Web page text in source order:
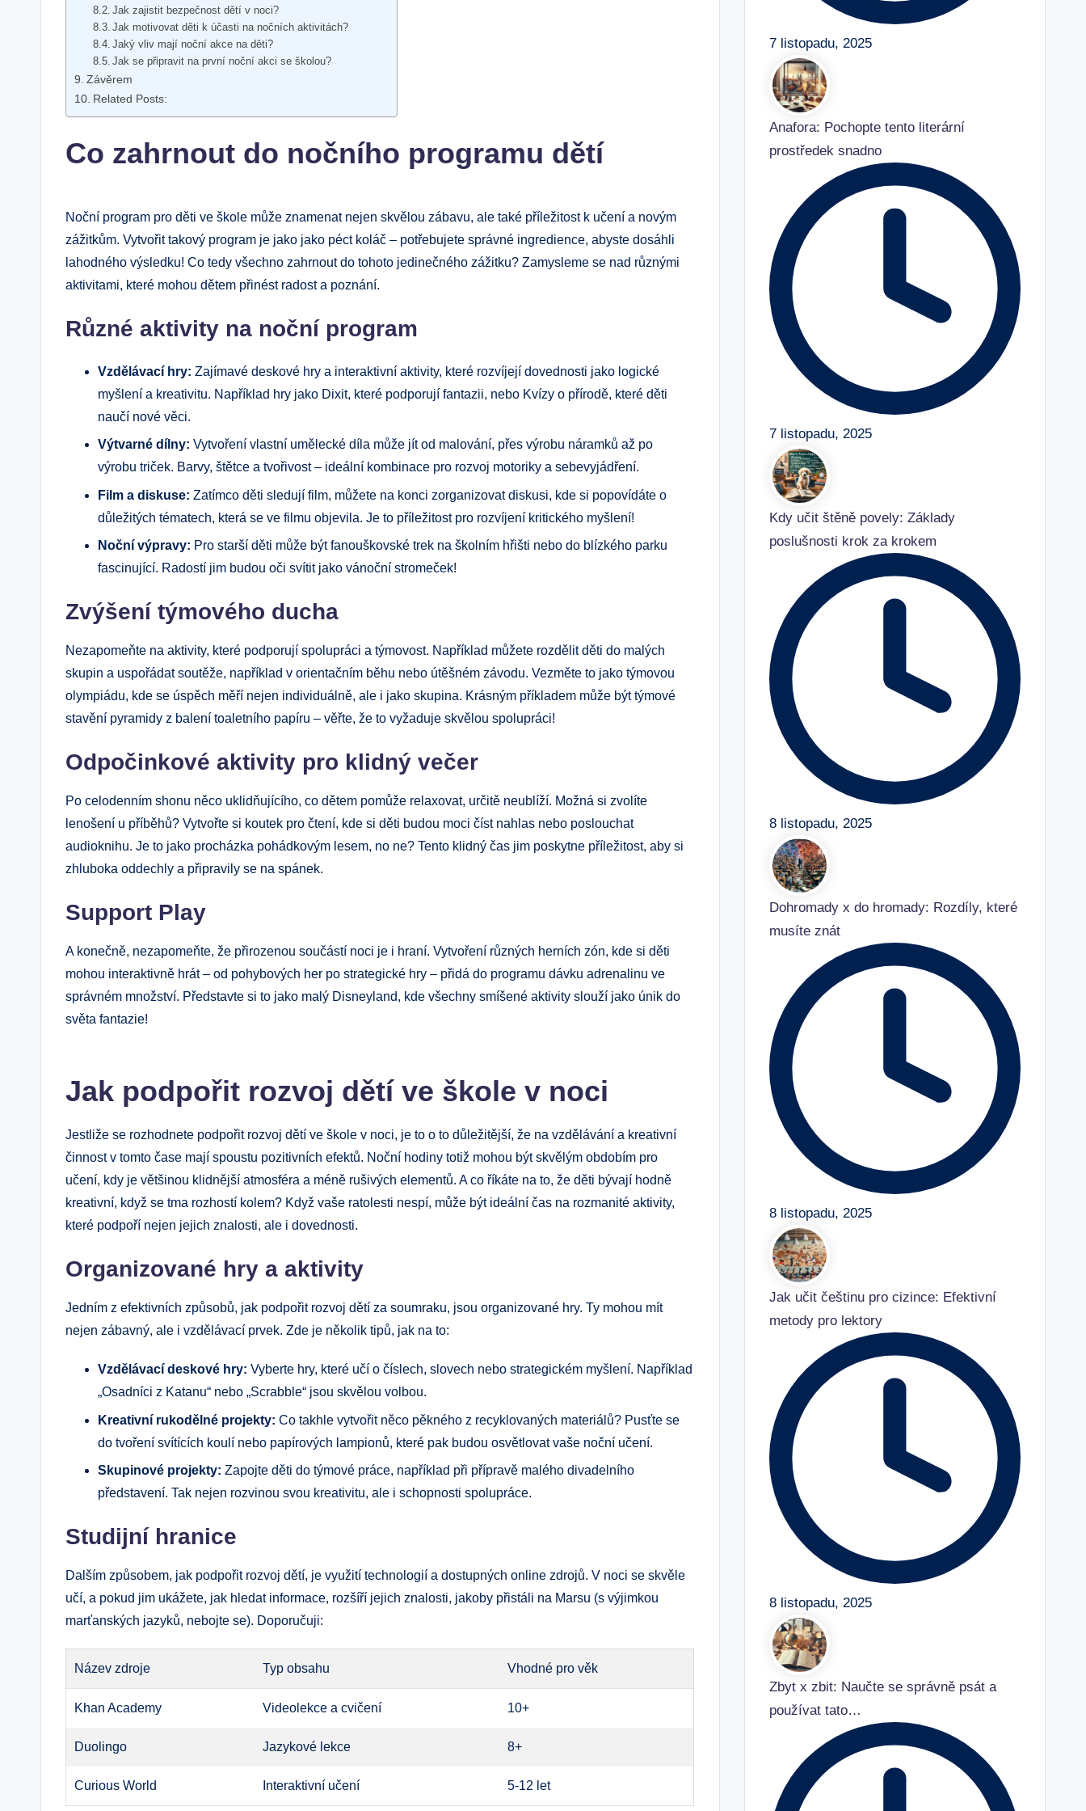
Jak zajistit bezpečnost dětí v noci?
Jak motivovat děti k účasti na nočních aktivitách?
Jaký vliv mají noční akce na děti?
Jak se připravit na první noční akci se školou?
Závěrem
Related Posts:
Co zahrnout do nočního programu dětí
Noční program pro děti ve škole může znamenat nejen skvělou zábavu, ale také příležitost k učení a novým
zážitkům. Vytvořit takový program je jako jako péct koláč – potřebujete správné ingredience, abyste dosáhli
lahodného výsledku! Co tedy všechno zahrnout do tohoto jedinečného zážitku? Zamysleme se nad různými
aktivitami, které mohou dětem přinést radost a poznání.
Různé aktivity na noční program
Vzdělávací hry: Zajímavé deskové hry a interaktivní aktivity, které rozvíjejí dovednosti jako logické
myšlení a kreativitu. Například hry jako Dixit, které podporují fantazii, nebo Kvízy o přírodě, které děti
naučí nové věci.
Výtvarné dílny: Vytvoření vlastní umělecké díla může jít od malování, přes výrobu náramků až po
výrobu triček. Barvy, štětce a tvořivost – ideální kombinace pro rozvoj motoriky a sebevyjádření.
Film a diskuse: Zatímco děti sledují film, můžete na konci zorganizovat diskusi, kde si popovídáte o
důležitých tématech, která se ve filmu objevila. Je to příležitost pro rozvíjení kritického myšlení!
Noční výpravy: Pro starší děti může být fanouškovské trek na školním hřišti nebo do blízkého parku
fascinující. Radostí jim budou oči svítit jako vánoční stromeček!
Zvýšení týmového ducha
Nezapomeňte na aktivity, které podporují spolupráci a týmovost. Například můžete rozdělit děti do malých
skupin a uspořádat soutěže, například v orientačním běhu nebo útěšném závodu. Vezměte to jako týmovou
olympiádu, kde se úspěch měří nejen individuálně, ale i jako skupina. Krásným příkladem může být týmové
stavění pyramidy z balení toaletního papíru – věřte, že to vyžaduje skvělou spolupráci!
Odpočinkové aktivity pro klidný večer
Po celodenním shonu něco uklidňujícího, co dětem pomůže relaxovat, určitě neublíží. Možná si zvolíte
lenošení u příběhů? Vytvořte si koutek pro čtení, kde si děti budou moci číst nahlas nebo poslouchat
audioknihu. Je to jako procházka pohádkovým lesem, no ne? Tento klidný čas jim poskytne příležitost, aby si
zhluboka oddechly a připravily se na spánek.
Support Play
A konečně, nezapomeňte, že přirozenou součástí noci je i hraní. Vytvoření různých herních zón, kde si děti
mohou interaktivně hrát – od pohybových her po strategické hry – přidá do programu dávku adrenalinu ve
správném množství. Představte si to jako malý Disneyland, kde všechny smíšené aktivity slouží jako únik do
světa fantazie!
Jak podpořit rozvoj dětí ve škole v noci
Jestliže se rozhodnete podpořit rozvoj dětí ve škole v noci, je to o to důležitější, že na vzdělávání a kreativní
činnost v tomto čase mají spoustu pozitivních efektů. Noční hodiny totiž mohou být skvělým obdobím pro
učení, kdy je většinou klidnější atmosféra a méně rušivých elementů. A co říkáte na to, že děti bývají hodně
kreativní, když se tma rozhostí kolem? Když vaše ratolesti nespí, může být ideální čas na rozmanité aktivity,
které podpoří nejen jejich znalosti, ale i dovednosti.
Organizované hry a aktivity
Jedním z efektivních způsobů, jak podpořit rozvoj dětí za soumraku, jsou organizované hry. Ty mohou mít
nejen zábavný, ale i vzdělávací prvek. Zde je několik tipů, jak na to:
Vzdělávací deskové hry: Vyberte hry, které učí o číslech, slovech nebo strategickém myšlení. Například
„Osadníci z Katanu“ nebo „Scrabble“ jsou skvělou volbou.
Kreativní rukodělné projekty: Co takhle vytvořit něco pěkného z recyklovaných materiálů? Pusťte se
do tvoření svítících koulí nebo papírových lampionů, které pak budou osvětlovat vaše noční učení.
Skupinové projekty: Zapojte děti do týmové práce, například při přípravě malého divadelního
představení. Tak nejen rozvinou svou kreativitu, ale i schopnosti spolupráce.
Studijní hranice
Dalším způsobem, jak podpořit rozvoj dětí, je využití technologií a dostupných online zdrojů. V noci se skvěle
učí, a pokud jim ukážete, jak hledat informace, rozšíří jejich znalosti, jakoby přistáli na Marsu (s výjimkou
marťanských jazyků, nebojte se). Doporučuji:
Název zdroje Typ obsahu Vhodné pro věk
Khan Academy Videolekce a cvičení 10+
Duolingo Jazykové lekce 8+
Curious World Interaktivní učení 5-12 let
7 listopadu, 2025
Anafora: Pochopte tento literární
prostředek snadno
7 listopadu, 2025
Kdy učit štěně povely: Základy
poslušnosti krok za krokem
8 listopadu, 2025
Dohromady x do hromady: Rozdíly, které
musíte znát
8 listopadu, 2025
Jak učit češtinu pro cizince: Efektivní
metody pro lektory
8 listopadu, 2025
Zbyt x zbit: Naučte se správně psát a
používat tato…